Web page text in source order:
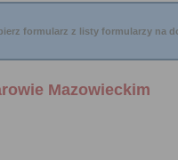
formularz z listy formularzy na
Mazowieckim